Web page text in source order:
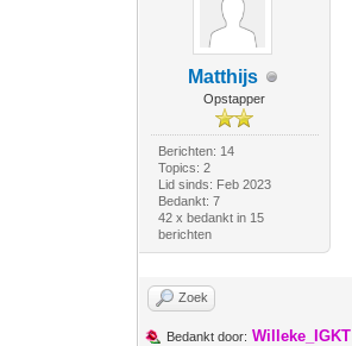
Matthijs
Opstapper
Berichten: 14
Topics: 2
Lid sinds: Feb 2023
Bedankt: 7
42 x bedankt in 15
berichten
Zoek
Bedankt door: Willeke_IGKT